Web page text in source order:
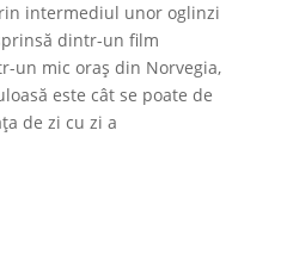
intermediul unor oglinzi
dintr-un film
un mic oraș din Norvegia,
este cât se poate de
de zi cu zi a